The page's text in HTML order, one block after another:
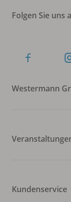
Folgen Sie uns
Westermann
Kundenservice